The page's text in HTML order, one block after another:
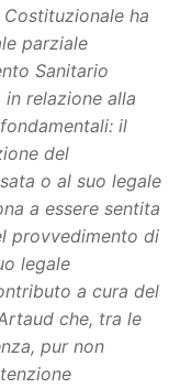
ha
parziale
Sanitario
relazione alla
il
del
o al suo legale
a essere sentita
provvedimento di
legale
a cura del
che, tra le
pur non